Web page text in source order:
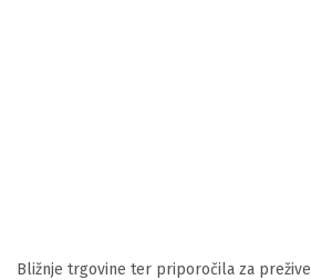
Bližnje trgovine ter priporočila za